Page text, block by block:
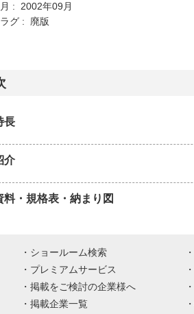
: 2002年09月
グ : 廃版
長
介
料・規格表・納まり図
ショールーム検索
プレミアムサービス
掲載をご検討の企業様へ
掲載企業一覧